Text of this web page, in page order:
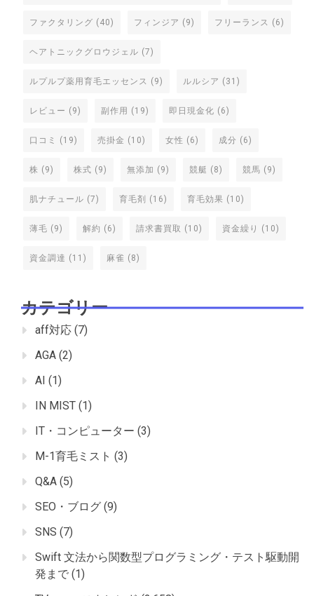
ファクタリング (40) フィンジア (9) フリーランス (6)
ヘアトニックグロウジェル (7)
ルプルプ薬用育毛エッセンス (9) ルルシア (31)
レビュー (9) 副作用 (19) 即日現金化 (6)
口コミ (19) 売掛金 (10) 女性 (6) 成分 (6)
株 (9) 株式 (9) 無添加 (9) 競艇 (8) 競馬 (9)
肌ナチュール (7) 育毛剤 (16) 育毛効果 (10)
薄毛 (9) 解約 (6) 請求書買取 (10) 資金繰り (10)
資金調達 (11) 麻雀 (8)
カテゴリー
aff対応 (7)
AGA (2)
AI (1)
IN MIST (1)
IT・コンピューター (3)
M-1育毛ミスト (3)
Q&A (5)
SEO・ブログ (9)
SNS (7)
Swift 文法から関数型プログラミング・テスト駆動開
発まで (1)